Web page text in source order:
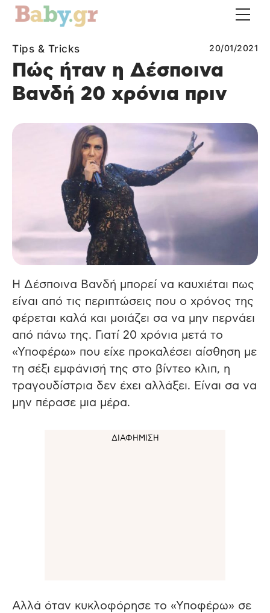
Tips & Tricks 20/01/2021
Πώς ήταν η Δέσποινα
Βανδή 20 χρόνια πριν
Η Δέσποινα Βανδή μπορεί να καυχιέται πως
είναι από τις περιπτώσεις που ο χρόνος της
φέρεται καλά και μοιάζει σα να μην περνάει
από πάνω της. Γιατί 20 χρόνια μετά το
«Υποφέρω» που είχε προκαλέσει αίσθηση με
τη σέξι εμφάνισή της στο βίντεο κλιπ, η
τραγουδίστρια δεν έχει αλλάξει. Είναι σα να
μην πέρασε μια μέρα.
Αλλά όταν κυκλοφόρησε το «Υποφέρω» σε